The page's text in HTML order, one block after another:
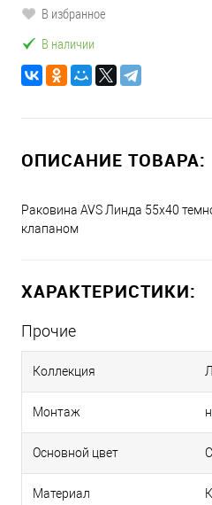
В избранное
В наличии
ОПИСАНИЕ ТОВАРА:
Раковина AVS Линда 55x40
клапаном
ХАРАКТЕРИСТИКИ:
Прочие
Коллекция
Монтаж
Основной цвет
Материал